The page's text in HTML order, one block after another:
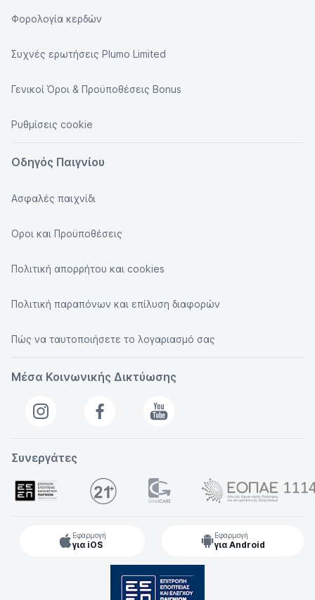
Φορολογία κερδών
Συχνές ερωτήσεις Plumo Limited
Γενικοί Όροι & Προϋποθέσεις Bonus
Ρυθμίσεις cookie
Οδηγός Παιγνίου
Ασφαλές παιχνίδι
Οροι και Προϋποθέσεις
Πολιτική απορρήτου και cookies
Πολιτική παραπόνων και επίλυση διαφορών
Πώς να ταυτοποιήσετε το λογαριασμό σας
Μέσα Κοινωνικής Δικτύωσης
Συνεργάτες
Εφαρμογή
για iOS
Εφαρμογή
για Android